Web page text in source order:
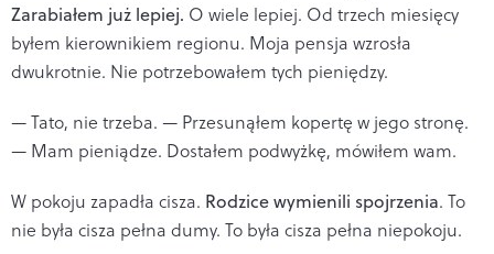
Zarabiałem już lepiej. O wiele lepiej. Od trzech miesięcy
byłem kierownikiem regionu. Moja pensja wzrosła
dwukrotnie. Nie potrzebowałem tych pieniędzy.
— Tato, nie trzeba. — Przesunąłem kopertę w jego stronę.
— Mam pieniądze. Dostałem podwyżkę, mówiłem wam.
W pokoju zapadła cisza. Rodzice wymienili spojrzenia. To
nie była cisza pełna dumy. To była cisza pełna niepokoju.